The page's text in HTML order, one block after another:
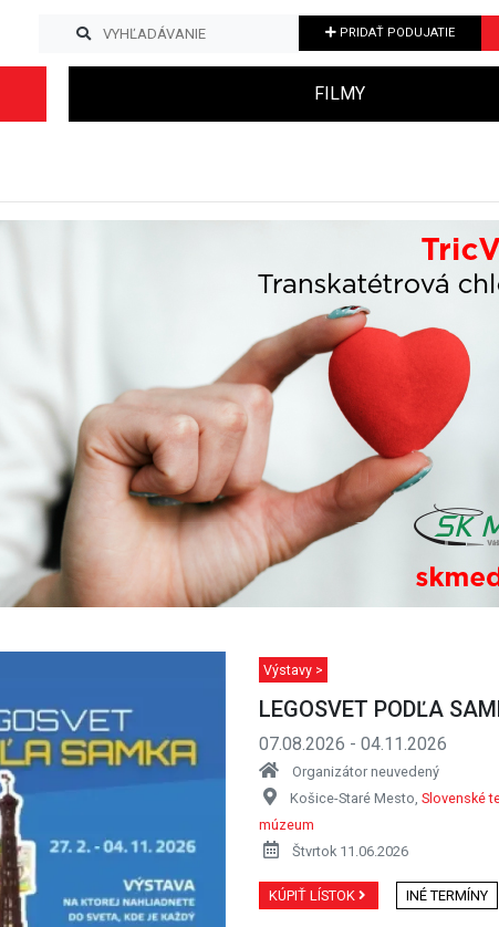
PRIDAŤ PODUJATIE
FILMY
Výstavy >
LEGOSVET PODĽA
07.08.2026 - 04.11.2026
Organizátor neuvedený
Košice-Staré Mesto, Slovenské
múzeum
Štvrtok 11.06.2026
KÚPIŤ LÍSTOK INÉ TERMÍNY